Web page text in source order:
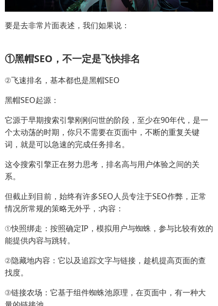
要是去非常片面表述，我们如果说：
①黑帽SEO，不一定是飞快排名
②飞速排名，基本都也是黑帽SEO
黑帽SEO起源：
它源于早期搜索引擎刚刚问世的阶段，至少在90年代，是一
个太动荡的时期，你只不需要在页面中，不断的重复关键
词，就是可以急速的完成任务排名。
这令搜索引擎正在努力思考，排名高与用户体验之间的关
系。
但截止到目前，始终有许多SEO人员专注于SEO作弊，正常
情况所常规的策略无外乎，:内容：
①快照绑走：按照确定IP，模拟用户与蜘蛛，参与比较有效的
能提供内容与跳转。
②隐藏地内容：它以及追踪文字与链接，趁机提高页面的查
找度。
③链接农场：它基于组件蜘蛛池原理，在页面中，有一种大